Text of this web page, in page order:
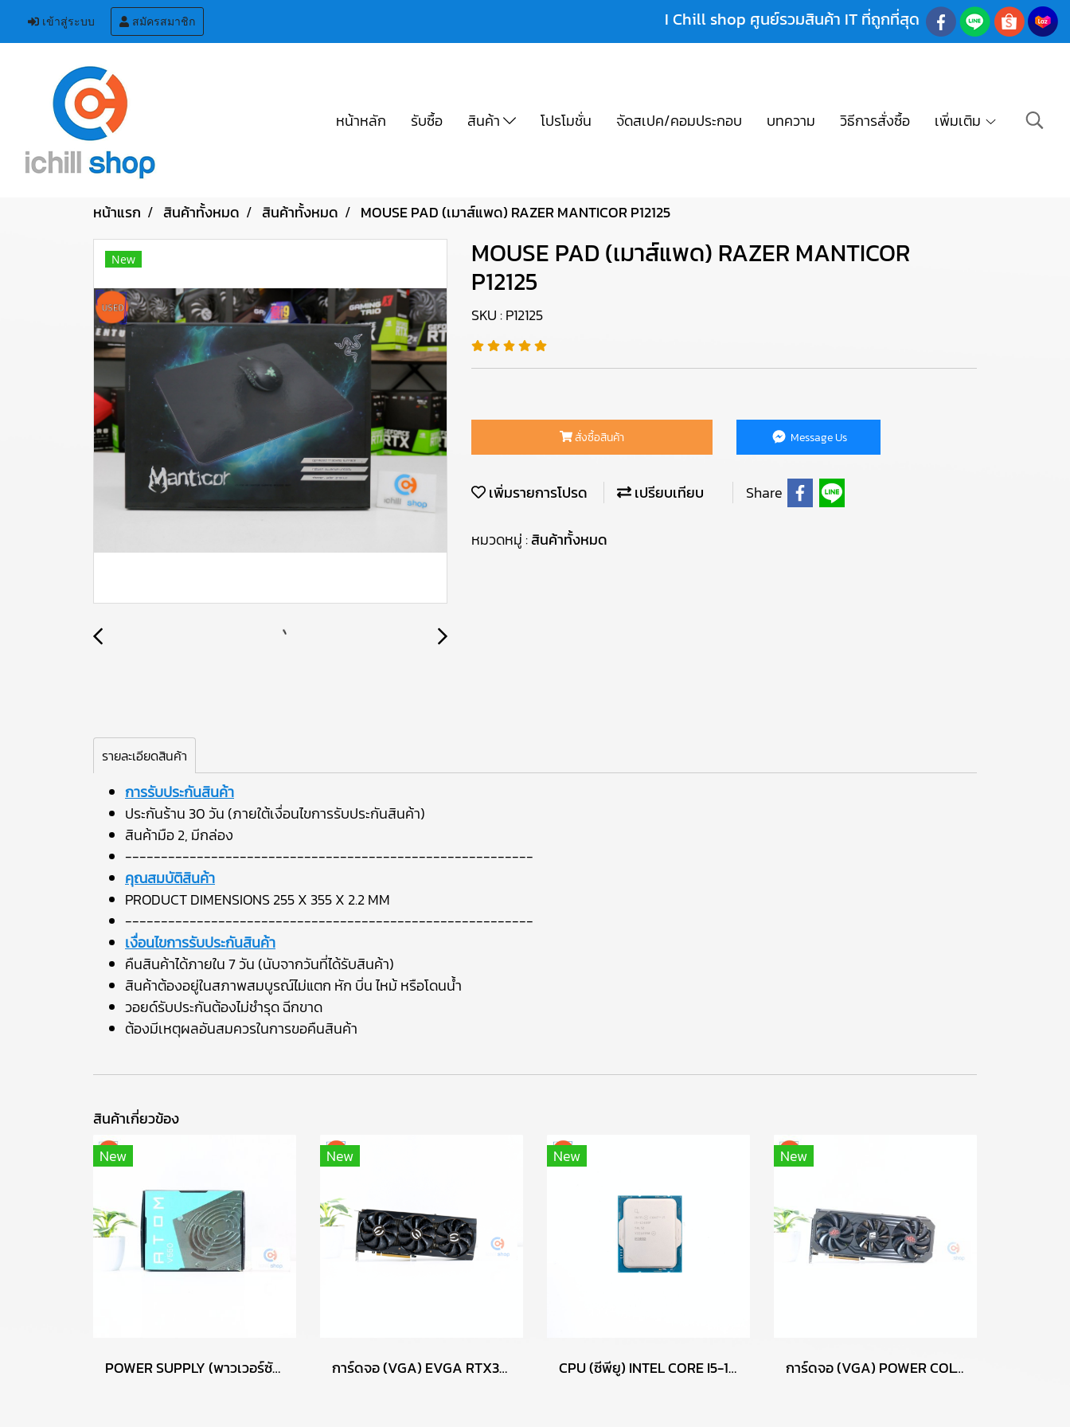
เข้าสู่ระบบ สมัครสมาชิก I Chill shop ศูนย์รวมสินค้า IT ที่ถูกที่สุด
หน้าหลัก รับซื้อ สินค้า โปรโมชั่น จัดสเปค/คอมประกอบ บทความ วิธีการสั่งซื้อ เพิ่มเติม
หน้าแรก สินค้าทั้งหมด สินค้าทั้งหมด MOUSE PAD (เมาส์แพด) RAZER MANTICOR P12125
New
MOUSE PAD (เมาส์แพด) RAZER MANTICOR
P12125
SKU : P12125
สั่งซื้อสินค้า Message Us
เพิ่มรายการโปรด เปรียบเทียบ Share
หมวดหมู่ :สินค้าทั้งหมด
รายละเอียดสินค้า
การรับประกันสินค้า
ประกันร้าน 30 วัน (ภายใต้เงื่อนไขการรับประกันสินค้า)
สินค้ามือ 2, มีกล่อง
---------------------------------------------------------
คุณสมบัติสินค้า
PRODUCT DIMENSIONS 255 X 355 X 2.2 MM
---------------------------------------------------------
เงื่อนไขการรับประกันสินค้า
คืนสินค้าได้ภายใน 7 วัน (นับจากวันที่ได้รับสินค้า)
สินค้าต้องอยู่ในสภาพสมบูรณ์ไม่แตก หัก บิ่น ไหม้ หรือโดนน้ำ
วอยด์รับประกันต้องไม่ชำรุด ฉีกขาด
ต้องมีเหตุผลอันสมควรในการขอคืนสินค้า
สินค้าเกี่ยวข้อง
New
POWER SUPPLY (พาวเวอร์ซัพพลาย) ANTEC ATOM V550 550W P13722
New
การ์ดจอ (VGA) EVGA RTX3060TI 8GB 3F FTW3 ULTRA P16563
New
CPU (ซีพียู) INTEL CORE I5-12400F 2.5 GHz P14799
New
การ์ดจอ (VGA) POWER COLOR RED DEVIL RX6700XT 12GB 3F P15085